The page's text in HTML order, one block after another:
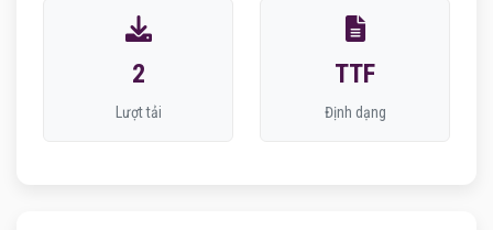
2
Lượt tải
TTF
Định dạng